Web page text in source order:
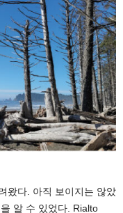
왔다. 아직 보이지는 않았
알 수 있었다. Rialto